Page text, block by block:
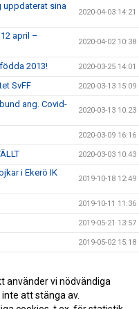
uppdaterat sina
2020-04-03 14:21
april –
2020-04-02 10:38
2013! 2020-03-25 14:01
SvFF 2020-03-13 15:09
ang. Covid-
2020-03-13 10:23
2020-03-09 16:16
2020-03-03 10:43
i Ekerö IK
2019-10-18 12:49
2019-10-11 11:36
2019-05-21 13:57
2019-05-02 15:18
2019-03-05 15:48
2018-11-13 20:25
använder vi nödvändiga
att stänga av.